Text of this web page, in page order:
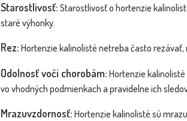
Starostlivosť: Starostlivosť o hortenzie
staré výhonky.
Rez: Hortenzie kalinolisté netreba často
Odolnosť voči chorobám: Hortenzie
vo vhodných podmienkach a pravidelne ich
Mrazuvzdornosť: Hortenzie kalinolisté sú